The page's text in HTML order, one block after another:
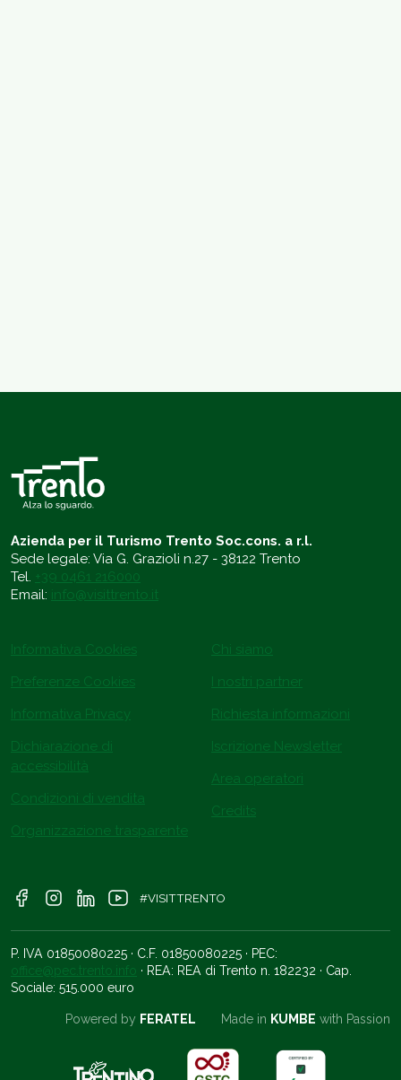
Azienda per il Turismo Trento Soc.cons. a r.l.
Sede legale: Via G. Grazioli n.27 - 38122 Trento
Tel. +39 0461 216000
Email: info@visittrento.it
Informativa Cookies
Preferenze Cookies
Informativa Privacy
Dichiarazione di
accessibilità
Condizioni di vendita
Organizzazione trasparente
Chi siamo
I nostri partner
Richiesta informazioni
Iscrizione Newsletter
Area operatori
Credits
#VISITTRENTO
P. IVA 01850080225 · C.F. 01850080225 · PEC:
office@pec.trento.info · REA: REA di Trento n. 182232 · Cap.
Sociale: 515.000 euro
Powered by FERATEL Made in KUMBE with Passion